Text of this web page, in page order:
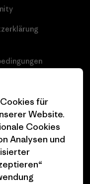
für
Website.
Cookies
Analysen und